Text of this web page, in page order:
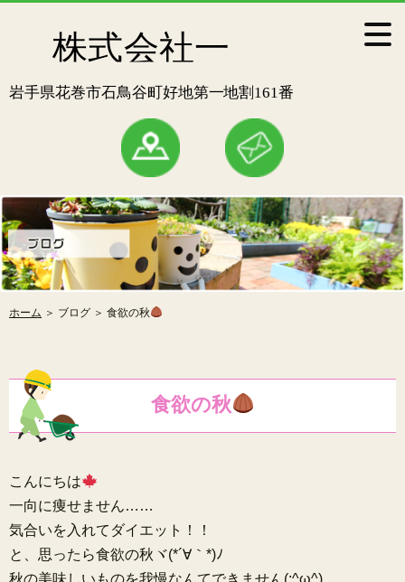
ホーム ＞ ブログ ＞ 食欲の秋
食欲の秋
こんにちは
一向に痩せません……
気合いを入れてダイエット！！
と、思ったら食欲の秋ヾ(*´∀｀*)ﾉ
秋の美味しいものを我慢なんてできません(;^ω^)